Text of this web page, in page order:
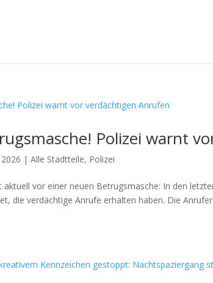
Polizei warnt
|Alle Stadtteile, Polizei
aktuell vor einer neuen Betrugsmasche: In den
die verdächtige Anrufe erhalten haben. Die